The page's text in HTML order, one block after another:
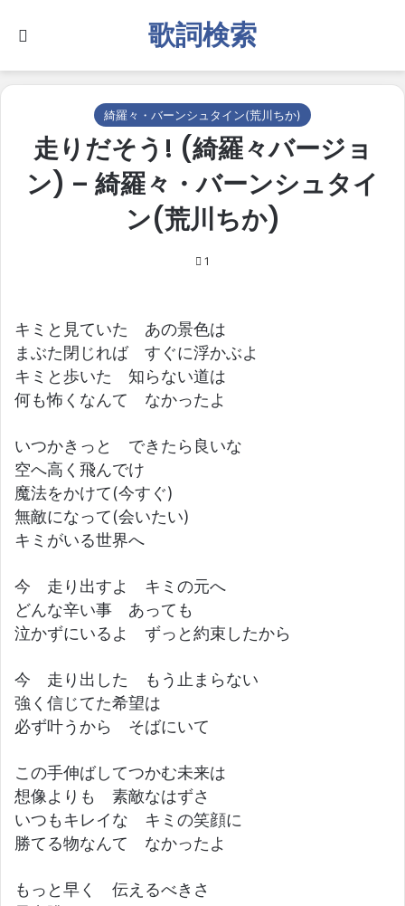
歌詞検索
綺羅々・バーンシュタイン(荒川ちか)
走りだそう! (綺羅々バージョ
ン) – 綺羅々・バーンシュタイ
ン(荒川ちか)
1
キミと見ていた あの景色は
まぶた閉じれば すぐに浮かぶよ
キミと歩いた 知らない道は
何も怖くなんて なかったよ
いつかきっと できたら良いな
空へ高く飛んでけ
魔法をかけて(今すぐ)
無敵になって(会いたい)
キミがいる世界へ
今 走り出すよ キミの元へ
どんな辛い事 あっても
泣かずにいるよ ずっと約束したから
今 走り出した もう止まらない
強く信じてた希望は
必ず叶うから そばにいて
この手伸ばしてつかむ未来は
想像よりも 素敵なはずさ
いつもキレイな キミの笑顔に
勝てる物なんて なかったよ
もっと早く 伝えるべきさ